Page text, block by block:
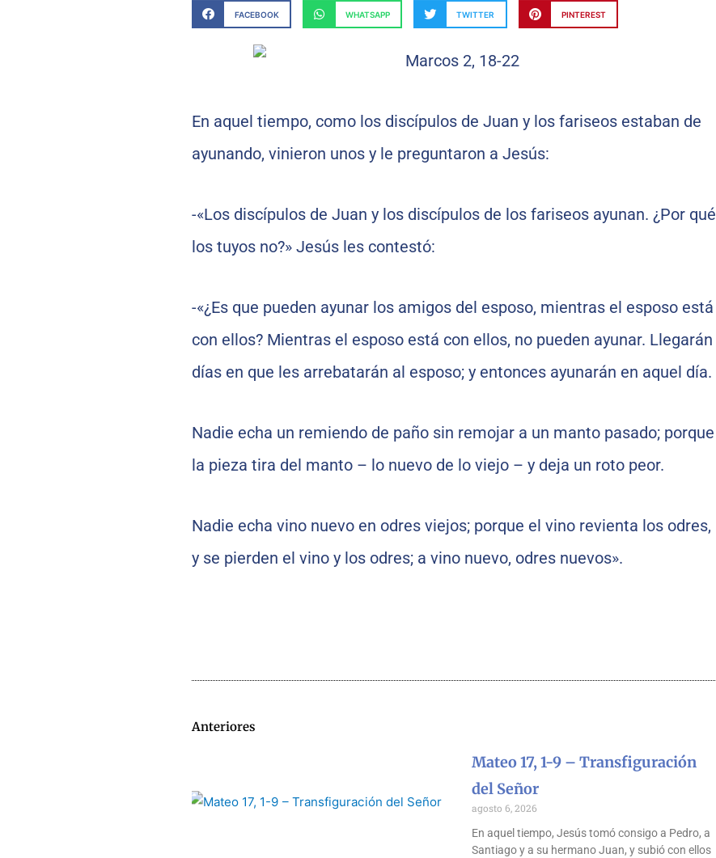
FACEBOOK WHATSAPP TWITTER PINTEREST
En aquel tiempo, como los discípulos de Juan y los fariseos estaban de
ayunando, vinieron unos y le preguntaron a Jesús:
-«Los discípulos de Juan y los discípulos de los fariseos ayunan. ¿Por qué
los tuyos no?» Jesús les contestó:
-«¿Es que pueden ayunar los amigos del esposo, mientras el esposo está
con ellos? Mientras el esposo está con ellos, no pueden ayunar. Llegarán
días en que les arrebatarán al esposo; y entonces ayunarán en aquel día.
Nadie echa un remiendo de paño sin remojar a un manto pasado; porque
la pieza tira del manto – lo nuevo de lo viejo – y deja un roto peor.
Nadie echa vino nuevo en odres viejos; porque el vino revienta los odres,
y se pierden el vino y los odres; a vino nuevo, odres nuevos».
Anteriores
Mateo 17, 1-9 – Transfiguración
del Señor
agosto 6, 2026
En aquel tiempo, Jesús tomó consigo a Pedro, a
Santiago y a su hermano Juan, y subió con ellos